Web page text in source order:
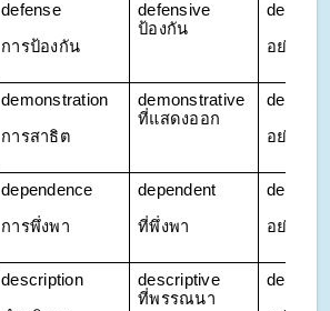
defense
การป้องกัน
defensive
ป้องกัน
อย่างป้อ
demonstration
การสาธิต
demonstrative
ที่แสดงออก
อย่างเปิ
dependence
การพึ่งพา
dependent
ที่พึ่งพา อย่างพึ่ง
description
descriptive
ที่พรรณนา